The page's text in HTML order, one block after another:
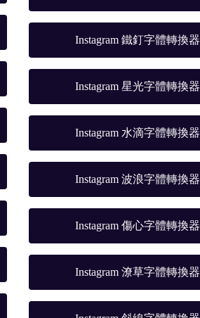
Instagram 鐵釘字體轉換器
Instagram 星光字體轉換器
Instagram 水滴字體轉換器
Instagram 波浪字體轉換器
Instagram 傷心字體轉換器
Instagram 潦草字體轉換器